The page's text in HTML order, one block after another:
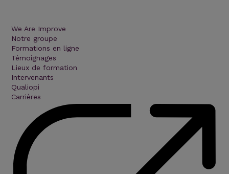
We Are Improve
Notre groupe
Formations en ligne
Témoignages
Lieux de formation
Intervenants
Qualiopi
Carrières